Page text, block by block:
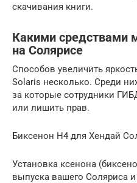
скачивания книги.
Какими средствами
на Солярисе
Способов увеличить
Solaris несколько. Среди
за которые сотрудники
или лишить прав.
Биксенон H4 для Хендай
Установка ксенона
выпуска вашего Соляриса